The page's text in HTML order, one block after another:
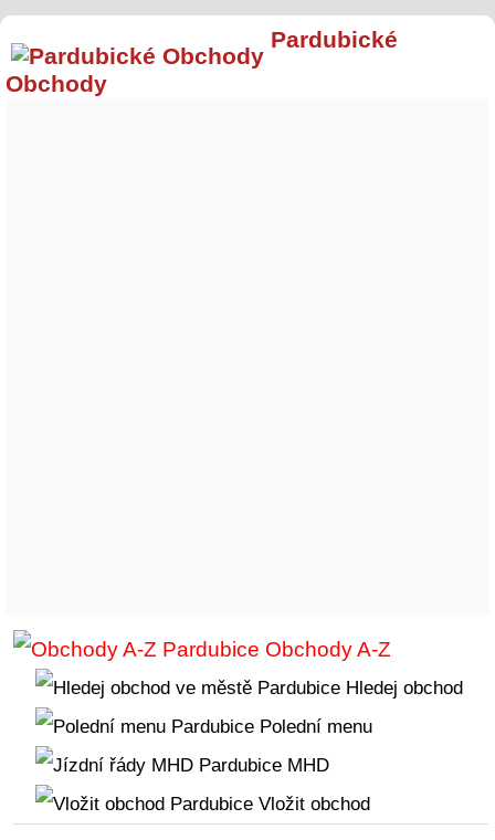
Pardubické
Obchody
Obchody A-Z
Hledej obchod
Polední menu
MHD
Vložit obchod